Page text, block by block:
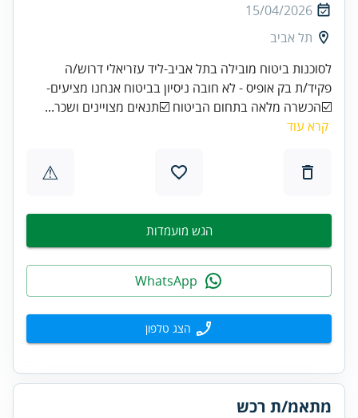
15/04/2026
תל אביב
לסוכנות ביטוח מובילה בתל אביב-ליד עזריאלי דרוש/ה
פקיד/ת בק אופיס - לא חובה ניסיון בביטוח אנחנו מציעים-
☑️הכשרה מלאה בתחום הביטוח ☑️תנאים מצויינים ושכר...
קרא עוד
⚠
הגש מועמדות
הצג טלפון
מתאמ/ת רכש